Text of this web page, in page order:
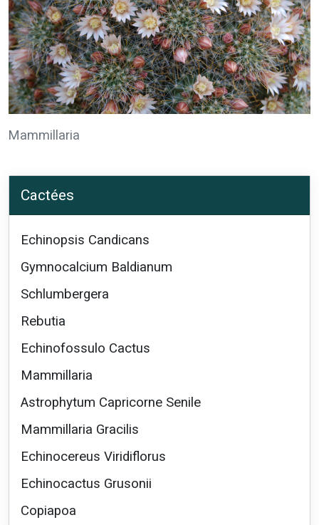
Mammillaria
Cactées
Echinopsis Candicans
Gymnocalcium Baldianum
Schlumbergera
Rebutia
Echinofossulo Cactus
Mammillaria
Astrophytum Capricorne Senile
Mammillaria Gracilis
Echinocereus Viridiflorus
Echinocactus Grusonii
Copiapoa